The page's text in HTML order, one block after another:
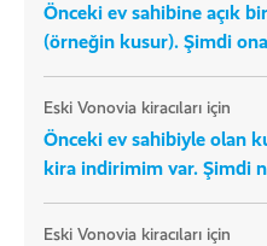
Önceki ev sahibine açık
(örneğin kusur). Şimdi
Eski Vonovia kiracıları için
Önceki ev sahibiyle olan
kira indirimim var. Şimdi
Eski Vonovia kiracıları için